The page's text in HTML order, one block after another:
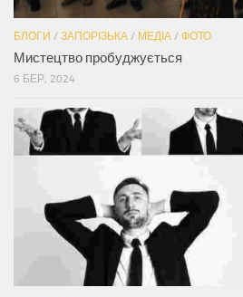
БЛОГИ / ЗАПОРІЗЬКА / МЕДІА / ФОТО
Мистецтво пробуджується
6 БЕР, 2024